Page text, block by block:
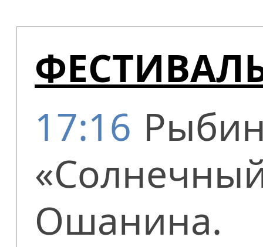
17:16
Ошанина.